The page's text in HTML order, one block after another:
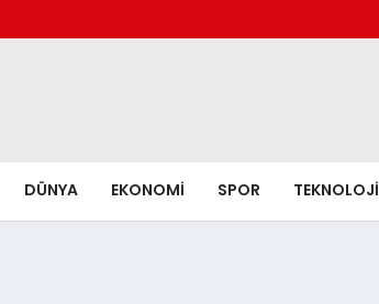
DÜNYA EKONOMI SPOR TEKNOLOJI